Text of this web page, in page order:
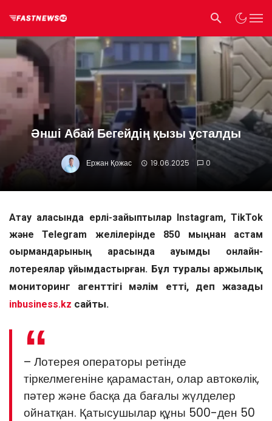
Әнші Абай Бегейдің қызы ұсталды
Ержан Қожас 19.06.2025 0
Ақтау қаласында ерлі-зайыптылар Instagram, TikTok
және Telegram желілерінде 850 мыңнан астам
оқырмандарының арасында ауқымды онлайн-
лотереялар ұйымдастырған. Бұл туралы Қаржылық
мониторинг агенттігі мәлім етті, деп жазады
inbusiness.kz сайты.
– Лотерея операторы ретінде
тіркелмегеніне қарамастан, олар автокөлік,
пәтер және басқа да бағалы жүлделер
ойнатқан. Қатысушылар құны 500-ден 50